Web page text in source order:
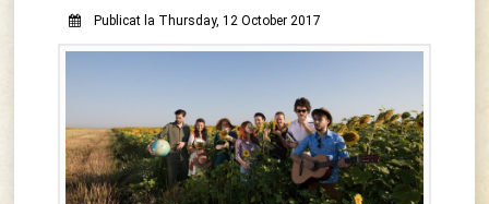
Publicat la Thursday, 12 October 2017